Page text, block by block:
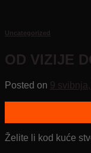
Uncategorized
OD VIZIJE
Posted on 9
Želite li kod kuće